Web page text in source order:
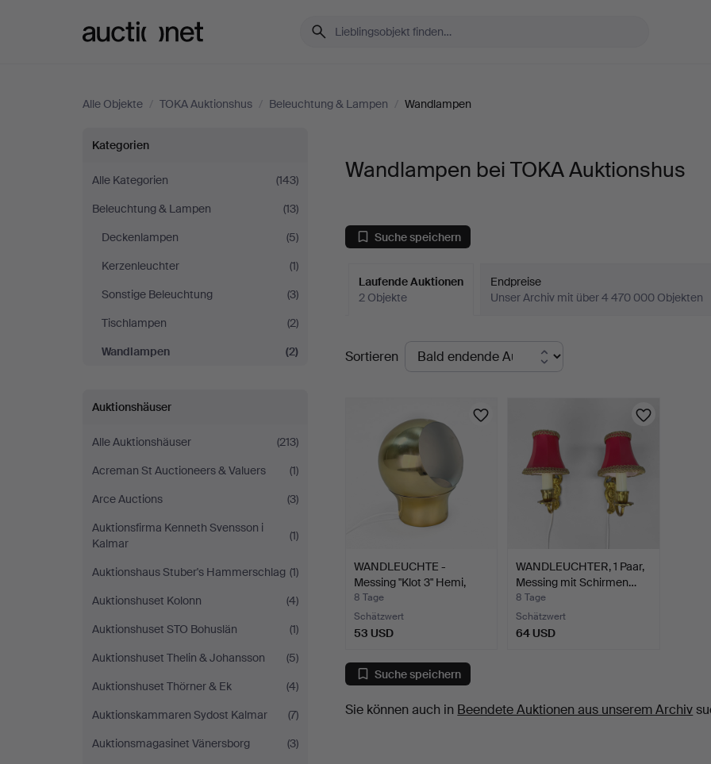
Alle Objekte / TOKA Auktionshus / Beleuchtung & Lampen / Wandlampen
Wandlampen
bei
TOKA
Auktionshus
Kategorien
Alle Kategorien
(143)
Beleuchtung & Lampen
(13)
Deckenlampen
(5)
Kerzenleuchter
(1)
Sonstige Beleuchtung
(3)
Tischlampen
(2)
Wandlampen
(2)
Auktionshäuser
Alle Auktionshäuser
(213)
Acreman St Auctioneers & Valuers
(1)
Arce Auctions
(3)
Auktionsfirma Kenneth Svensson i
Kalmar
(1)
Auktionshaus Stuber's Hammerschlag (1)
Auktionshuset Kolonn
(4)
Auktionshuset STO Bohuslän
(1)
Auktionshuset Thelin & Johansson
(5)
Auktionshuset Thörner & Ek
(4)
Auktionskammaren Sydost Kalmar
(7)
Auktionsmagasinet Vänersborg
(3)
Wandlampen bei TOKA Auktionshus
Suche speichern
Laufende Auktionen
2 Objekte
Endpreise
Unser Archiv mit über 4 470 000 Objekten
Laufende
Auktionen
Sortieren
WANDLEUCHTE -
Messing "Klot 3" Hemi,
1970e…
8 Tage
Schätzwert
53 USD
WANDLEUCHTER, 1 Paar,
Messing mit Schirmen…
8 Tage
Schätzwert
64 USD
Suche speichern
Sie können auch in Beendete Auktionen aus unserem Archiv